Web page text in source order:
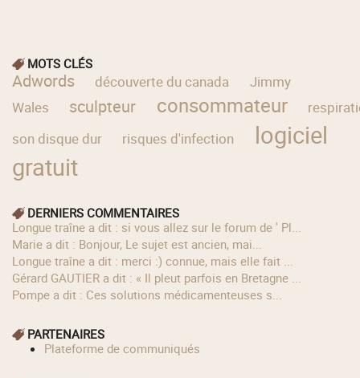
MOTS CLÉS
Adwords découverte du canada
Jimmy
Wales
sculpteur consommateur
son disque dur
risques d'infection
logiciel
gratuit
DERNIERS COMMENTAIRES
longue traîne a dit : si vous allez sur le forum de ' Pl...
Marie a dit : Bonjour, Le sujet est ancien, mai...
longue traîne a dit : merci :) connue, mais elle fait ...
Gérard GAUTIER a dit : « Il pleut parfois en Bretagne ...
Pompe a dit : Ces solutions médicamenteuses s...
PARTENAIRES
Plateforme de communiqués